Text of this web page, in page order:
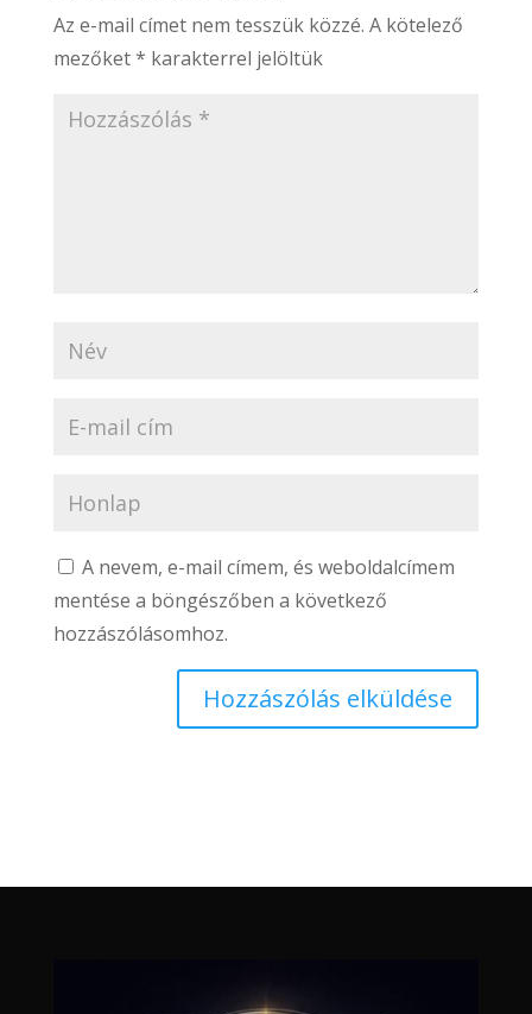
Az e-mail címet nem tesszük közzé. A kötelező
mezőket* karakterrel jelöltük
A nevem, e-mail címem, és weboldalcímem
mentése a böngészőben a következő
hozzászólásomhoz.